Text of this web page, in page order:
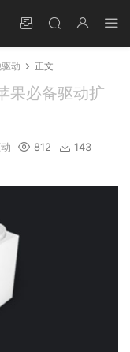
动 正文
果必备驱动扩
812
143